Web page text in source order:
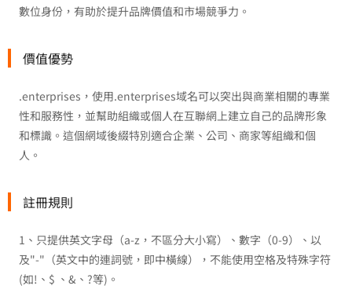
數位身份，有助於提升品牌價值和市場競爭力。
價值優勢
.enterprises，使用.enterprises域名可以突出與商業相關的專業
性和服務性，並幫助組織或個人在互聯網上建立自己的品牌形象
和標識。這個網域後綴特別適合企業、公司、商家等組織和個
人。
註冊規則
1、只提供英文字母（a-z，不區分大小寫）、數字（0-9）、以
及"-"（英文中的連詞號，即中橫線），不能使用空格及特殊字符
(如!、$ 、&、?等)。